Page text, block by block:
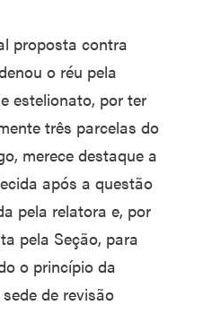
proposta contra
o réu pela
estelionato, por ter
três parcelas do
merece destaque a
após a questão
pela relatora e, por
pela Seção, para
o princípio da
de revisão